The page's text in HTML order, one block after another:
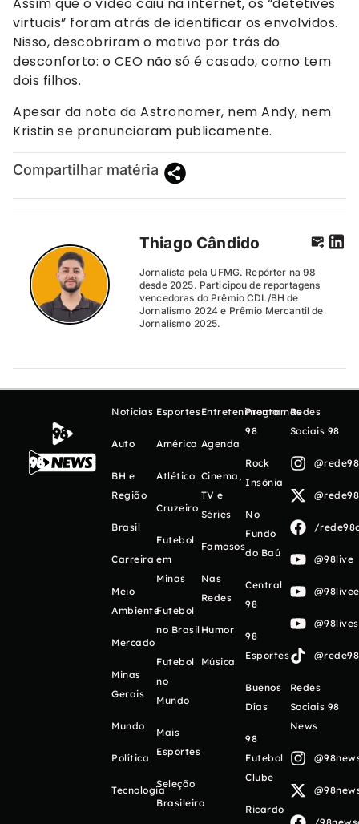
Assim que o vídeo caiu na internet, os “detetives
virtuais” foram atrás de identificar os envolvidos.
Nisso, descobriram o motivo por trás do
desconforto: o CEO não só é casado, como tem
dois filhos.
Apesar da nota da Astronomer, nem Andy, nem
Kristin se pronunciaram publicamente.
Compartilhar matéria
Thiago Cândido
Jornalista pela UFMG. Repórter na 98
desde 2025. Participou de reportagens
vencedoras do Prêmio CDL/BH de
Jornalismo 2024 e Prêmio Mercantil de
Jornalismo 2025.
Notícias
Auto
BH e
Região
Brasil
Carreira
Meio
Ambiente
Mercado
Minas
Gerais
Mundo
Política
Tecnologia
Esportes
América
Atlético
Cruzeiro
Futebol
em
Minas
Futebol
no Brasil
Futebol
no
Mundo
Mais
Esportes
Seleção
Brasileira
Entretenimento
Agenda
Cinema,
TV e
Séries
Famosos
Nas
Redes
Humor
Música
Programas
98
Rock
Insônia
No
Fundo
do Baú
Central
98
98
Esportes
Buenos
Días
98
Futebol
Clube
Ricardo
Redes
Sociais 98
/
@98live
Redes
Sociais 98
News